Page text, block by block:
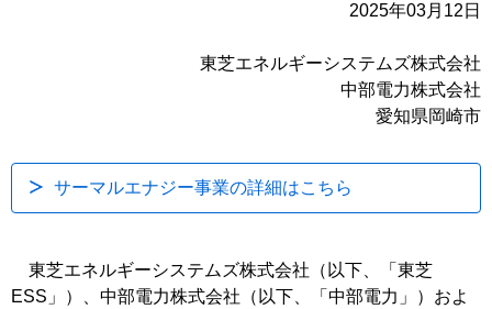
2025年03月12日
東芝エネルギーシステムズ株式会社
中部電力株式会社
愛知県岡崎市
サーマルエナジー事業の詳細はこちら
東芝エネルギーシステムズ株式会社（以下、「東芝
ESS」）、中部電力株式会社（以下、「中部電力」）およ